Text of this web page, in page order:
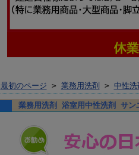
最初のページ > 業務用洗剤 > 中性洗
業務用洗剤 浴室用中性洗剤 サ